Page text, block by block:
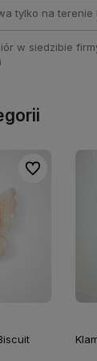
tylko na terenie
w siedzibie
Do ulubionych
Do ulubionych